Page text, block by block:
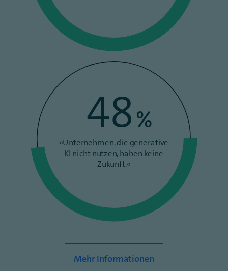
48%
»Unternehmen, die generative
KI nicht nutzen, haben keine
Zukunft.«
Mehr Informationen